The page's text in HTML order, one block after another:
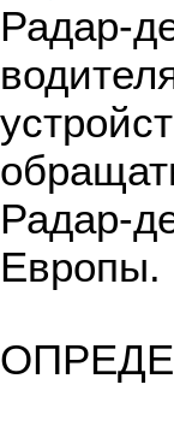
Радар-
Радар-
Европы.